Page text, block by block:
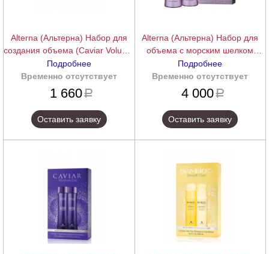
Alterna (Альтерна) Набор для
создания объема (Caviar Volume
Transformation Kit), 40+40+41
мл.
подробнее
Подробнее
Временно отсутствует
1 660a
Оставить заявку
Alterna (Альтерна) Набор для
объема с морским шелком
(Шампунь+Кондиционер) (Caviar
Volume Duo), 250+250 мл.
подробнее
Подробнее
Временно отсутствует
4 000a
Оставить заявку